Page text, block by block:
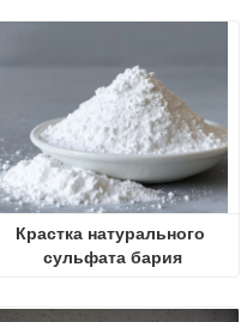
Крастка натурального
сульфата бария